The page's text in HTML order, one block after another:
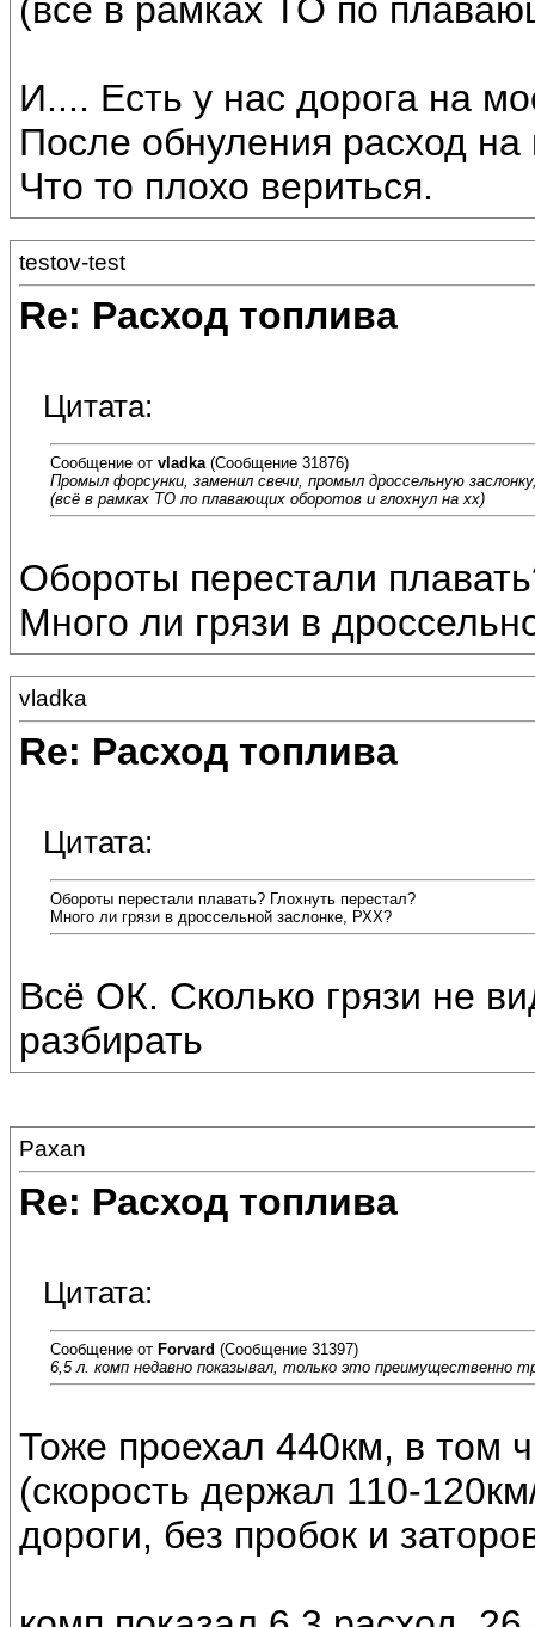
(всё в рамках ТО по
И.... Есть у нас дорога на
После обнуления расход
Что то плохо вериться.
testov-test
Re: Расход топлива
Цитата:
Сообщение от vladka (Сообщение 31876)
Промыл форсунки, заменил свечи, промыл дроссельную
(всё в рамках ТО по плавающих оборотов и глохнул на хх)
Обороты перестали
Много ли грязи в
vladka
Re: Расход топлива
Цитата:
Обороты перестали плавать? Глохнуть перестал?
Много ли грязи в дроссельной заслонке, РХХ?
Всё ОК. Сколько грязи не
разбирать
Paxan
Re: Расход топлива
Цитата:
Сообщение от Forvard (Сообщение 31397)
6,5 л. комп недавно показывал, только это преимущественно
Тоже проехал 440км, в том
(скорость держал 110-
дороги, без пробок и